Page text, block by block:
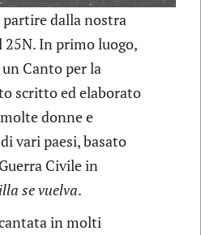
dalla nostra
In primo luogo,
Canto per la
scritto ed elaborato
donne e
vari paesi, basato
Civile in
se vuelva.
in molti